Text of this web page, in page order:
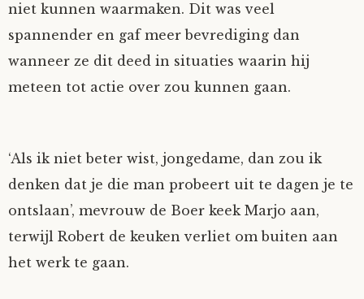
niet kunnen waarmaken. Dit was veel
spannender en gaf meer bevrediging dan
wanneer ze dit deed in situaties waarin hij
meteen tot actie over zou kunnen gaan.
‘Als ik niet beter wist, jongedame, dan zou ik
denken dat je die man probeert uit te dagen je te
ontslaan’, mevrouw de Boer keek Marjo aan,
terwijl Robert de keuken verliet om buiten aan
het werk te gaan.